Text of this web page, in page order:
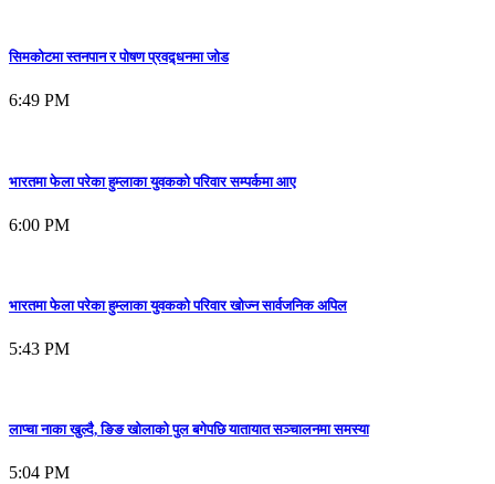
सिमकोटमा स्तनपान र पोषण प्रवद्र्धनमा जोड
6:49 PM
भारतमा फेला परेका हुम्लाका युवकको परिवार सम्पर्कमा आए
6:00 PM
भारतमा फेला परेका हुम्लाका युवकको परिवार खोज्न सार्वजनिक अपिल
5:43 PM
लाप्चा नाका खुल्दै, ङिङ खोलाको पुल बगेपछि यातायात सञ्चालनमा समस्या
5:04 PM